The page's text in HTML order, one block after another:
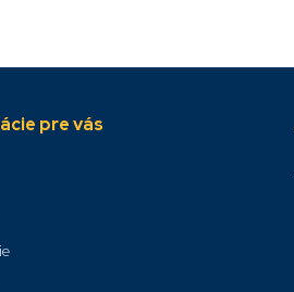
pre vás